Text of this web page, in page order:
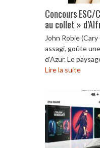
Concours
au collet »
John Robie
assagi, goûte
d’Azur. Le
Lire la suite